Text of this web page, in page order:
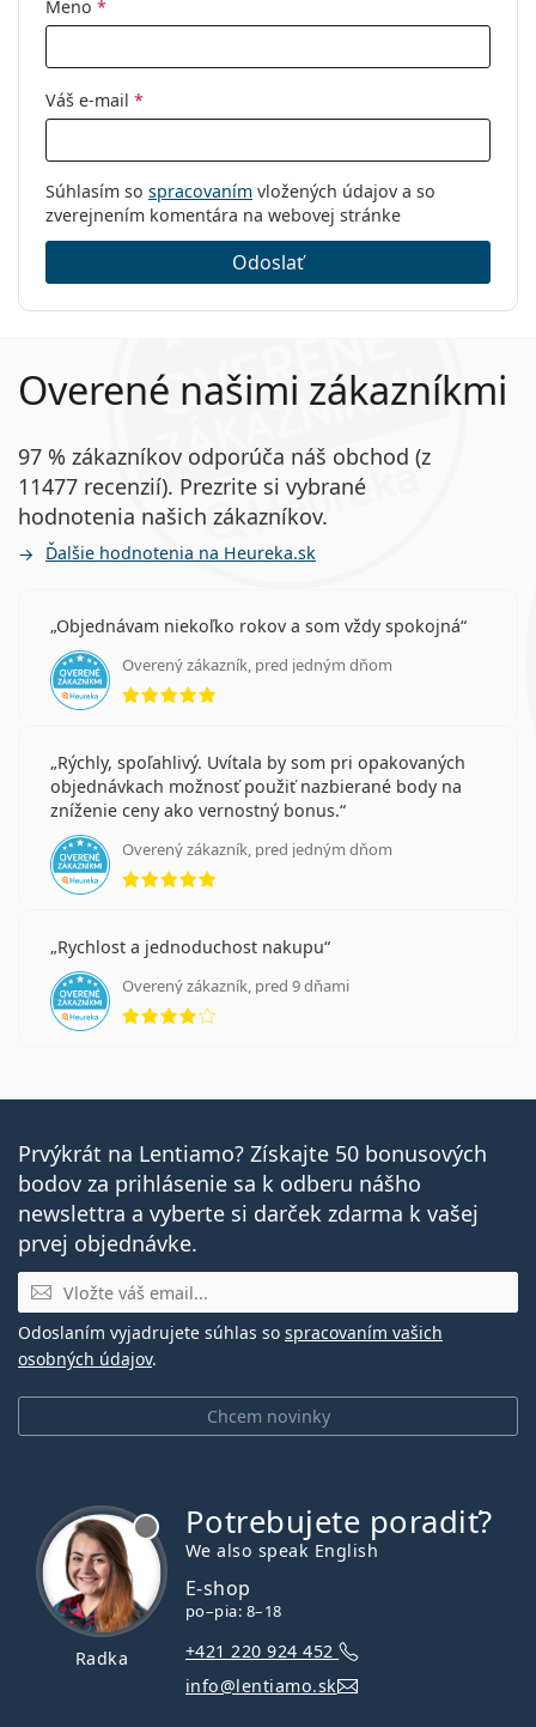
Kód: RB1972 9196BF 54
Meno *
Váš e-mail *
Súhlasím so spracovaním vložených údajov a so
zverejnením komentára na webovej stránke
Odoslať
Overené našimi zákazníkmi
97 % zákazníkov odporúča náš obchod (z
11477 recenzií). Prezrite si vybrané
hodnotenia našich zákazníkov.
Ďalšie hodnotenia na Heureka.sk
Objednávam niekoľko rokov a som vždy spokojná
Overený zákazník, pred jedným dňom
hodnotenie 5 z 5
Rýchly, spoľahlivý. Uvítala by som pri opakovaných
objednávkach možnosť použiť nazbierané body na
zníženie ceny ako vernostný bonus.
Overený zákazník, pred jedným dňom
hodnotenie 5 z 5
Rychlost a jednoduchost nakupu
Overený zákazník, pred 9 dňami
hodnotenie 4 z 5
Prvýkrát na Lentiamo? Získajte 50 bonusových
bodov za prihlásenie sa k odberu nášho
newslettra a vyberte si darček zdarma k vašej
prvej objednávke.
E-mail
Chcem novinky
Odoslaním vyjadrujete súhlas so spracovaním vašich
osobných údajov.
Radka
Potrebujete poradiť?
We also speak English
E-shop
po–pia: 8–18
+421 220 924 452
info@lentiamo.sk